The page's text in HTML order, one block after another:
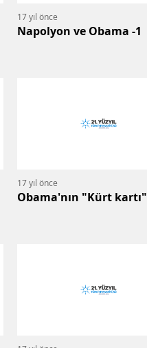
17 yıl önce
Napolyon ve Obama -1
17 yıl önce
Obama'nın "Kürt kartı"